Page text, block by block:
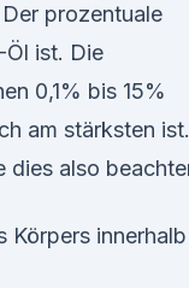
prozentuale
ist. Die
0,1% bis 15%
am stärksten ist.
dies also
Körpers innerhalb